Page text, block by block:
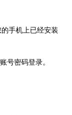
手机上已经安装
号密码登录。